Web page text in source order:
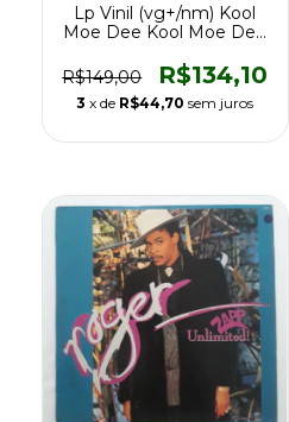
Lp Vinil (vg+/nm) Kool
Moe Dee Kool Moe Dee
R$149,00
R$134,10
3 x de R$44,70 sem juros